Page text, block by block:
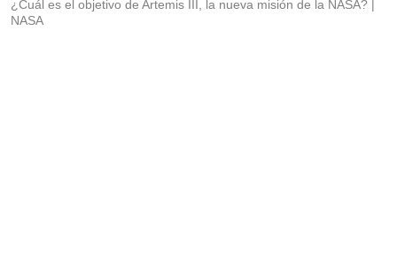
¿Cuál es el objetivo de Artemis III, la nueva misión de la NASA?
NASA